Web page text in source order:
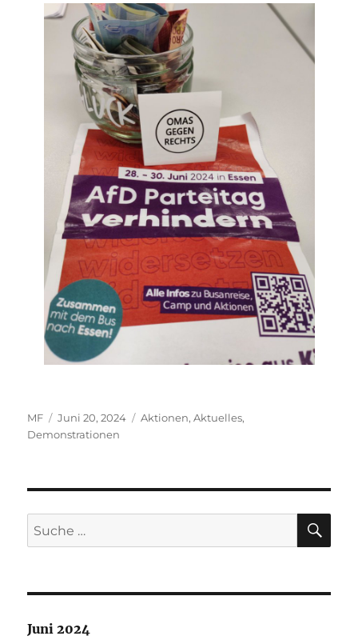
Autor
MF
Veröffentlicht
am
Juni 20, 2024 Kategorien
Aktionen,Aktuelles,
Demonstrationen
Suche
nach:
Juni 2024